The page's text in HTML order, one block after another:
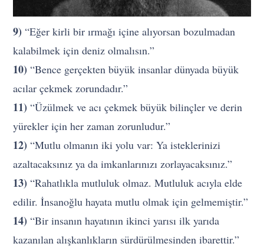
9) “Eğer kirli bir ırmağı içine alıyorsan bozulmadan
kalabilmek için deniz olmalısın.”
10) “Bence gerçekten büyük insanlar dünyada büyük
acılar çekmek zorundadır.”
11) “Üzülmek ve acı çekmek büyük bilinçler ve derin
yürekler için her zaman zorunludur.”
12) “Mutlu olmanın iki yolu var: Ya isteklerinizi
azaltacaksınız ya da imkanlarınızı zorlayacaksınız.”
13) “Rahatlıkla mutluluk olmaz. Mutluluk acıyla elde
edilir. İnsanoğlu hayata mutlu olmak için gelmemiştir.”
14) “Bir insanın hayatının ikinci yarısı ilk yarıda
kazanılan alışkanlıkların sürdürülmesinden ibarettir.”